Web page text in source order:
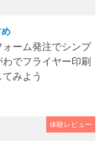
ォーム発注でシンプ
わでフライヤー印刷
みよう
体験レビュー